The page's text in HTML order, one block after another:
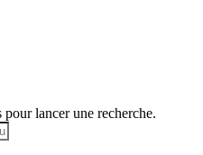
pour lancer une recherche.